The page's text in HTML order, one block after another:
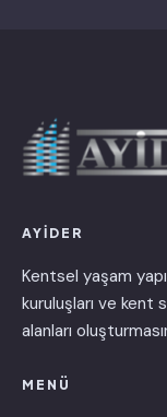
AYİDER
Kentsel yaşam
kuruluşları ve kent
alanları
MENÜ